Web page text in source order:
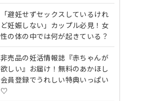
「避妊せずセックスしているけれ
ど妊娠しない」カップル必見！女
性の体の中では何が起きている？
非売品の妊活情報誌『赤ちゃんが
欲しい』お届け！無料のあかほし
会員登録でうれしい特典いっぱい
♡